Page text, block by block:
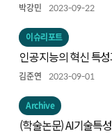
박강민 2023-09-22
이슈리포트
인공지능의 혁신 특
동향과 시사점 -
김준연 2023-09-01
Archive